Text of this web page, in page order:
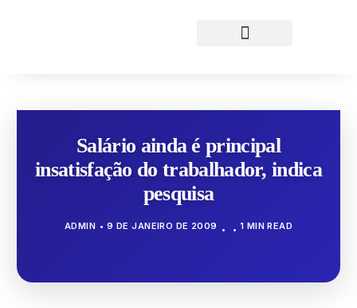
Salário ainda é principal
insatisfação do trabalhador, indica
pesquisa
ADMIN 9 DE JANEIRO DE 2009 1 MIN READ